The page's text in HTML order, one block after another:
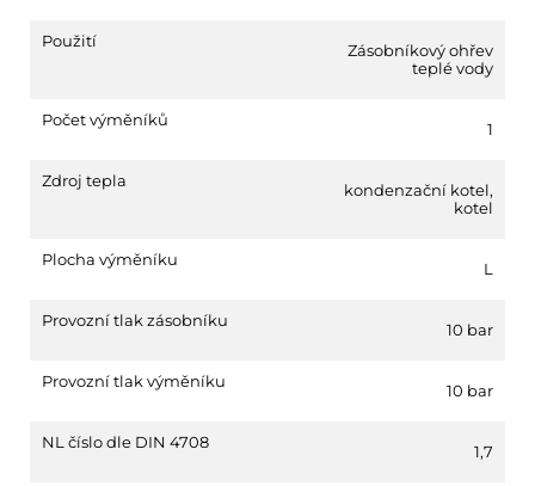
Použití
Zásobníkový ohřev
teplé vody
Počet výměníků 1
Zdroj tepla kondenzační kotel,
kotel
Plocha výměníku L
Provozní tlak zásobníku 10 bar
Provozní tlak výměníku 10 bar
NL číslo dle DIN 4708 1,7